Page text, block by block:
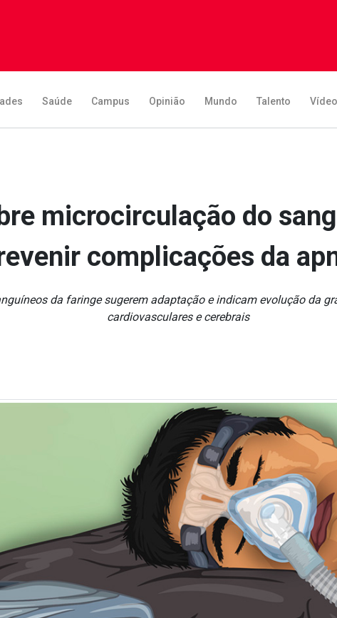
Saúde Campus Opinião Mundo Talento
microcirculação do
complicações da
da faringe sugerem adaptação e indicam evolução da
cardiovasculares e cerebrais